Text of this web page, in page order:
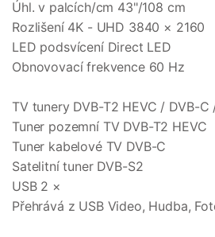
Úhl. v palcích/cm 43"/108 cm
Rozlišení 4K - UHD 3840 × 2160
LED podsvícení Direct LED
Obnovovací frekvence 60 Hz
TV tunery DVB-T2 HEVC / DVB-C
Tuner pozemní TV DVB-T2 HEVC
Tuner kabelové TV DVB-C
Satelitní tuner DVB-S2
USB 2 ×
Přehrává z USB Video, Hudba,